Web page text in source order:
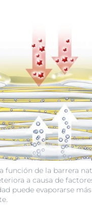
función de la barrera
a causa de
puede evaporarse más